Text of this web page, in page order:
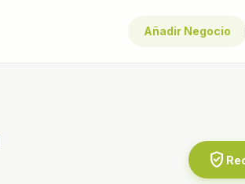
Añadir Negocio
verified_user